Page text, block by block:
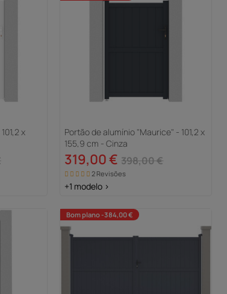
x
Portão de alumínio "Maurice" - 101,2 x
155,9 cm - Cinza
319,00 € 398,00 €
2 Revisões
+1 modelo >
Bom plano -384,00 €